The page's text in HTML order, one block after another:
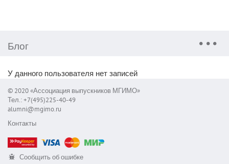
Блог
У данного пользователя нет записей
© 2020 «Ассоциация выпускников МГИМО»
Тел.: +7(495)225-40-49
alumni@mgimo.ru
Контакты
Сообщить об ошибке